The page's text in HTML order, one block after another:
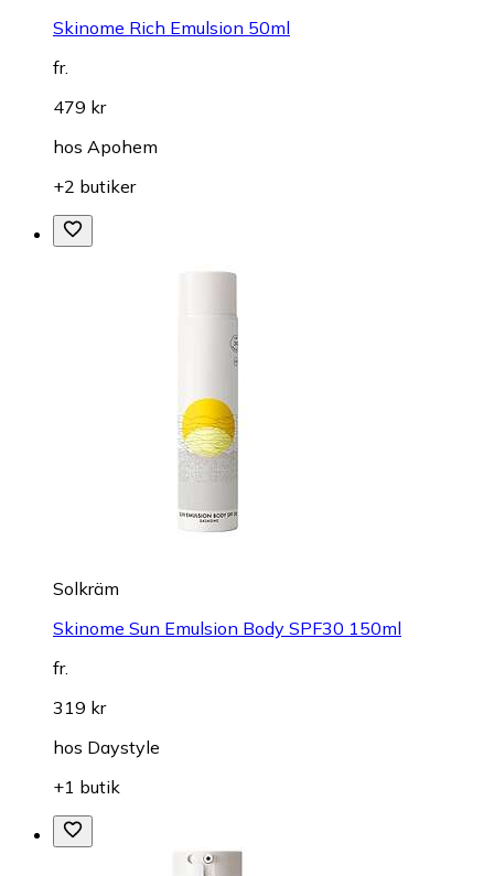
Skinome Rich Emulsion 50ml
fr.
479 kr
hos Apohem
+2 butiker
Solkräm
Skinome Sun Emulsion Body SPF30 150ml
fr.
319 kr
hos Daystyle
+1 butik